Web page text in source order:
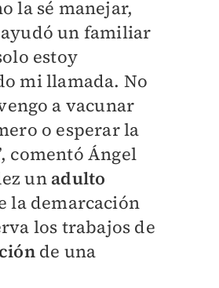
la sé manejar,
un familiar
estoy
mi llamada. No
a vacunar
o esperar la
comentó Ángel
unadulto
la demarcación
los trabajos de
de una